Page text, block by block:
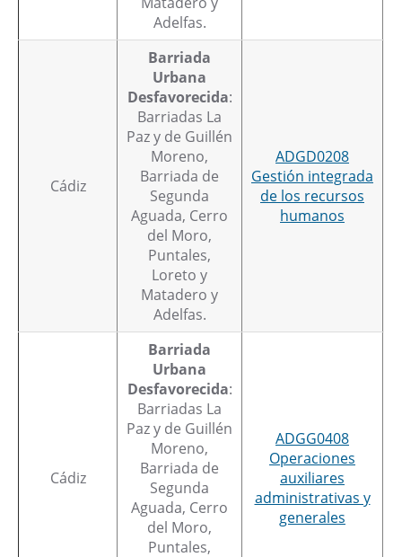
Adelfas.
Cádiz
Barriada
Urbana
Desfavorecida:
Barriadas La
Paz y de Guillén
Moreno,
Barriada de
Segunda
Aguada, Cerro
del Moro,
Puntales,
Loreto y
Matadero y
Adelfas.
ADGD0208
Gestión integrada
de los recursos
humanos
Cádiz
Barriada
Urbana
Desfavorecida:
Barriadas La
Paz y de Guillén
Moreno,
Barriada de
Segunda
Aguada, Cerro
del Moro,
Puntales,
ADGG0408
Operaciones
auxiliares
administrativas y
generales